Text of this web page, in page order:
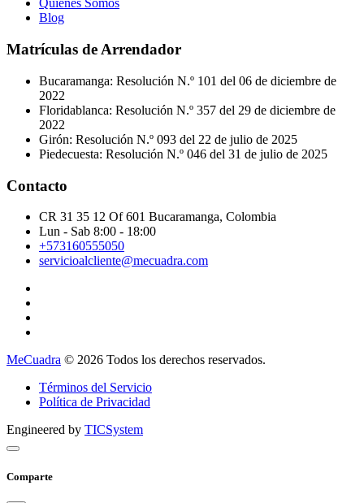
Quienes Somos
Blog
Matrículas de Arrendador
Bucaramanga: Resolución N.º 101 del 06 de diciembre de
2022
Floridablanca: Resolución N.º 357 del 29 de diciembre de
2022
Girón: Resolución N.º 093 del 22 de julio de 2025
Piedecuesta: Resolución N.º 046 del 31 de julio de 2025
Contacto
CR 31 35 12 Of 601 Bucaramanga, Colombia
Lun - Sab 8:00 - 18:00
+573160555050
servicioalcliente@mecuadra.com
MeCuadra © 2026 Todos los derechos reservados.
Términos del Servicio
Política de Privacidad
Engineered by TICSystem
Comparte